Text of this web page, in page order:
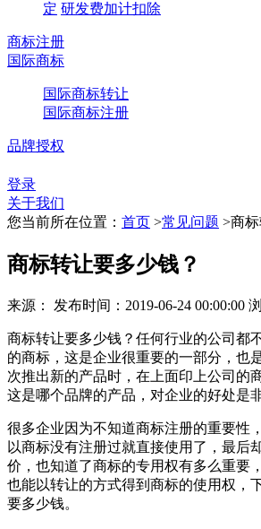
定 研发费加计扣除
商标注册
国际商标
国际商标转让
国际商标注册
品牌授权
登录
关于我们
您当前所在位置： 首页 >常见问题 >商
商标转让要多少钱？
来源： 发布时间：2019-06-24 00:00:00
商标转让要多少钱？任何行业的公司都
的商标，这是企业很重要的一部分，也
次推出新的产品时，在上面印上公司的
这是哪个品牌的产品，对企业的好处是
很多企业因为不知道商标注册的重要性
以商标没有注册过就直接使用了，最后
价，也知道了商标的专用权有多么重要
也能以转让的方式得到商标的使用权，
要多少钱。